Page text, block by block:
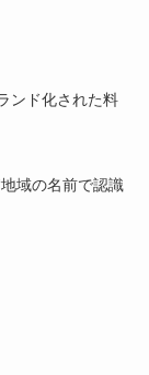
ンド化された料
域の名前で認識